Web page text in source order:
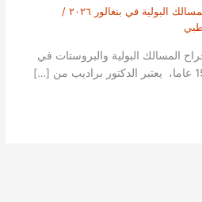
البولية في بنغالور ٢٠٢٦
/
المسالك البولية والبروستات في